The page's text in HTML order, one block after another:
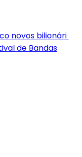
novos bilionári
de Bandas